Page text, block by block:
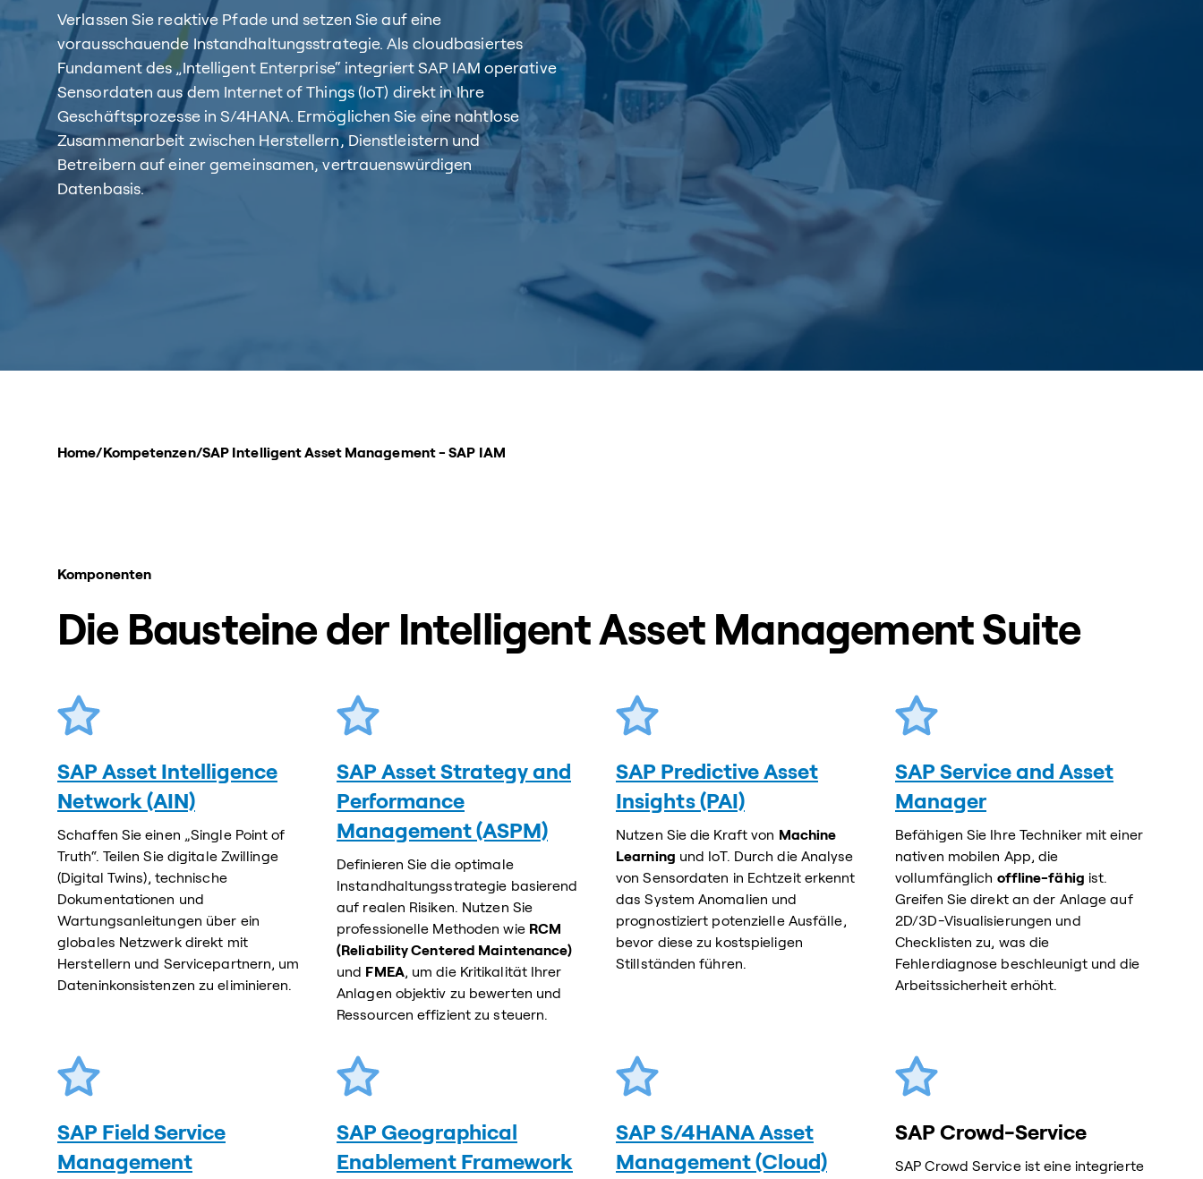
Verlassen Sie reaktive Pfade und setzen Sie auf eine
vorausschauende Instandhaltungsstrategie. Als cloudbasiertes
Fundament des „Intelligent Enterprise“ integriert SAP IAM operative
Sensordaten aus dem Internet of Things (IoT) direkt in Ihre
Geschäftsprozesse in S/4HANA. Ermöglichen Sie eine nahtlose
Zusammenarbeit zwischen Herstellern, Dienstleistern und
Betreibern auf einer gemeinsamen, vertrauenswürdigen
Datenbasis.
Home/Kompetenzen/SAP Intelligent Asset Management - SAP IAM
Komponenten
Die Bausteine der Intelligent Asset Management Suite
SAP Asset Intelligence
Network (AIN)
Schaffen Sie einen „Single Point of
Truth“. Teilen Sie digitale Zwillinge
(Digital Twins), technische
Dokumentationen und
Wartungsanleitungen über ein
globales Netzwerk direkt mit
Herstellern und Servicepartnern, um
Dateninkonsistenzen zu eliminieren.
SAP Asset Strategy and
Performance
Management (ASPM)
Definieren Sie die optimale
Instandhaltungsstrategie basierend
auf realen Risiken. Nutzen Sie
professionelle Methoden wie RCM
(Reliability Centered Maintenance)
und FMEA, um die Kritikalität Ihrer
Anlagen objektiv zu bewerten und
Ressourcen effizient zu steuern.
SAP Predictive Asset
Insights (PAI)
Nutzen Sie die Kraft von Machine
Learning und IoT. Durch die Analyse
von Sensordaten in Echtzeit erkennt
das System Anomalien und
prognostiziert potenzielle Ausfälle,
bevor diese zu kostspieligen
Stillständen führen.
SAP Service and Asset
Manager
Befähigen Sie Ihre Techniker mit einer
nativen mobilen App, die
vollumfänglich offline-fähig ist.
Greifen Sie direkt an der Anlage auf
2D/3D-Visualisierungen und
Checklisten zu, was die
Fehlerdiagnose beschleunigt und die
Arbeitssicherheit erhöht.
SAP Field Service
Management
SAP Geographical
Enablement Framework
SAP S/4HANA Asset
Management (Cloud)
SAP Crowd-Service
SAP Crowd Service ist eine integrierte